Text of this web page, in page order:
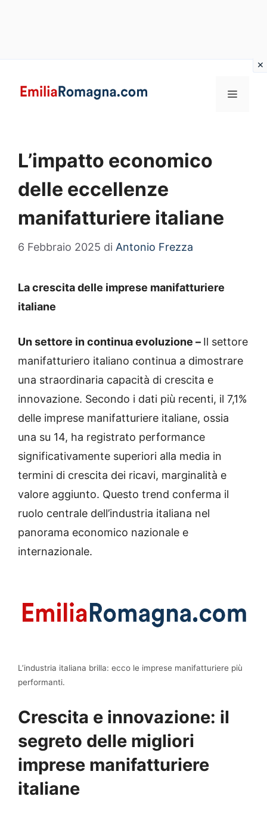
MENU
L’impatto economico
delle eccellenze
manifatturiere italiane
6 Febbraio 2025 di Antonio Frezza
La crescita delle imprese manifatturiere
italiane
Un settore in continua evoluzione – Il settore
manifatturiero italiano continua a dimostrare
una straordinaria capacità di crescita e
innovazione. Secondo i dati più recenti, il 7,1%
delle imprese manifatturiere italiane, ossia
una su 14, ha registrato performance
significativamente superiori alla media in
termini di crescita dei ricavi, marginalità e
valore aggiunto. Questo trend conferma il
ruolo centrale dell’industria italiana nel
panorama economico nazionale e
internazionale.
L’industria italiana brilla: ecco le imprese manifatturiere più
performanti.
Crescita e innovazione: il
segreto delle migliori
imprese manifatturiere
italiane